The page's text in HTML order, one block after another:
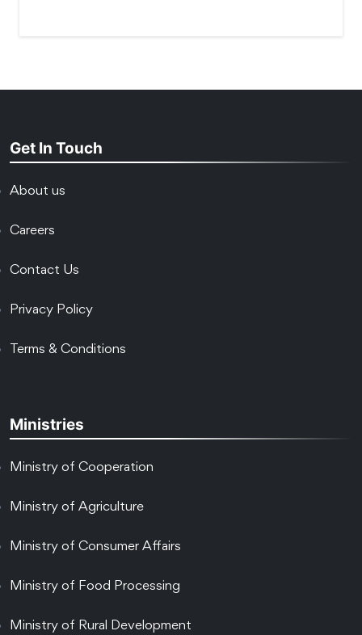
Get In Touch
About us
Careers
Contact Us
Privacy Policy
Terms & Conditions
Ministries
Ministry of Cooperation
Ministry of Agriculture
Ministry of Consumer Affairs
Ministry of Food Processing
Ministry of Rural Development